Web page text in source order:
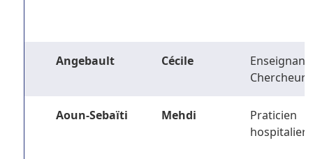
Angebault Cécile
Enseignant-
Chercheur
Aoun-Sebaïti Mehdi
Praticien
hospitalier